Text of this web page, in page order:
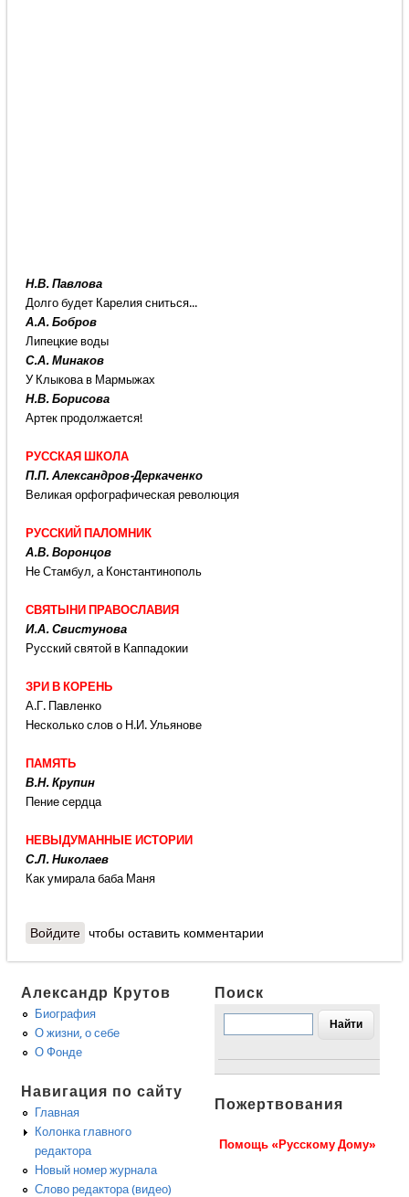
Н.В. Павлова
Долго будет Карелия сниться...
А.А. Бобров
Липецкие воды
С.А. Минаков
У Клыкова в Мармыжах
Н.В. Борисова
Артек продолжается!
РУССКАЯ ШКОЛА
П.П. Александров-Деркаченко
Великая орфографическая революция
РУССКИЙ ПАЛОМНИК
А.В. Воронцов
Не Стамбул, а Константинополь
СВЯТЫНИ ПРАВОСЛАВИЯ
И.А. Свистунова
Русский святой в Каппадокии
ЗРИ В КОРЕНЬ
А.Г. Павленко
Несколько слов о Н.И. Ульянове
ПАМЯТЬ
В.Н. Крупин
Пение сердца
НЕВЫДУМАННЫЕ ИСТОРИИ
С.Л. Николаев
Как умирала баба Маня
Войдите чтобы оставить комментарии
Александр Крутов
Биография
О жизни, о себе
О Фонде
Навигация по сайту
Главная
Колонка главного
редактора
Новый номер журнала
Слово редактора (видео)
Поиск
Пожертвования
Помощь «Русскому Дому»